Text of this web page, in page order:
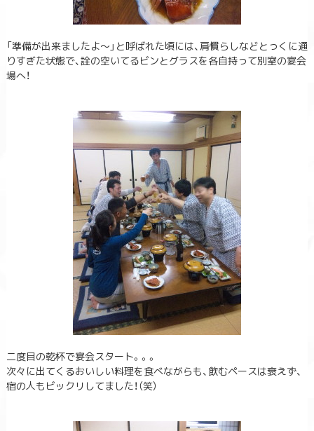
「準備が出来ましたよ～」と呼ばれた頃には、肩慣らしなどとっくに通
りすぎた状態で、詮の空いてるビンとグラスを各自持って別室の宴会
場へ！
二度目の乾杯で宴会スタート。。。
次々に出てくるおいしい料理を食べながらも、飲むペースは衰えず、
宿の人もビックリしてました！（笑）